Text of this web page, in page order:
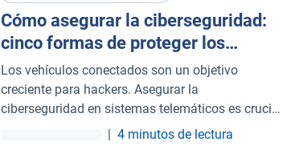
Cómo asegurar la ciberseguridad:
cinco formas de proteger los
sistemas telemáticos para OEM
Los vehículos conectados son un objetivo
creciente para hackers. Asegurar la
ciberseguridad en sistemas telemáticos es crucial
para OEMs. Descubre cinco formas de proteger
| 4 minutos de lectura